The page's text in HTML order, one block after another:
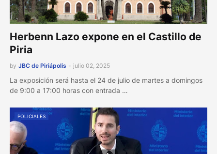
Herbenn Lazo expone en el Castillo de
Piria
by JBC de Piriápolis - julio 02, 2025
La exposición será hasta el 24 de julio de martes a domingos
de 9:00 a 17:00 horas con entrada …
POLICIALES